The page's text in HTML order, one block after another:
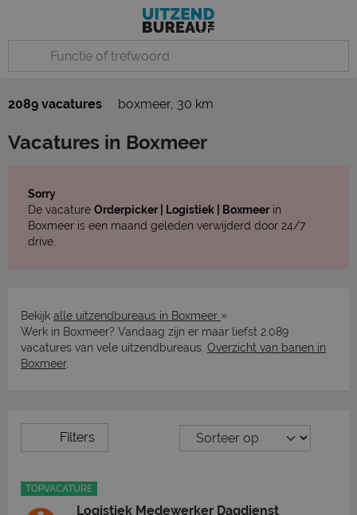
2089 vacatures boxmeer, 30 km
Vacatures in Boxmeer
Sorry
De vacature Orderpicker | Logistiek | Boxmeerin
Boxmeer is een maand geleden verwijderd door 24/7
drive.
Bekijk alle uitzendbureaus in Boxmeer »
Werk in Boxmeer? Vandaag zijn er maar liefst 2.089
vacatures van vele uitzendbureaus. Overzicht van banen in
Boxmeer.
Filters
TOPVACATURE
Logistiek Medewerker Dagdienst